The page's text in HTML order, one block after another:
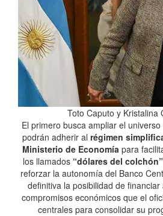
Toto Caputo y Kristalina
El primero busca ampliar el
podrán adherir al régimen
Ministerio de Economía para
los llamados “dólares del colchón”
reforzar la autonomía del Banco
definitiva la posibilidad de
compromisos económicos que el
centrales para consolidar su